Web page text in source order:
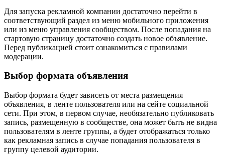
Для запуска рекламной компании достаточно перейти в
соответствующий раздел из меню мобильного приложения
или из меню управления сообществом. После попадания на
стартовую страницу достаточно создать новое объявление.
Перед публикацией стоит ознакомиться с правилами
модерации.
Выбор формата объявления
Выбор формата будет зависеть от места размещения
объявления, в ленте пользователя или на сейте социальной
сети. При этом, в первом случае, необязательно публиковать
запись, размещенную в сообществе, она может быть не видна
пользователям в ленте группы, а будет отображаться только
как рекламная запись в случае попадания пользователя в
группу целевой аудитории.